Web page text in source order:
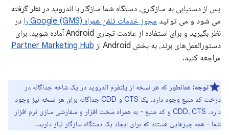
پس از دستیابی به سازگاری، دستگاه شما سازگار با اندروید در نظر گرفته
می شود و می توانید مجوز خدمات تلفن همراه Google (GMS) را
در
نظر بگیرید و برای استفاده از علامت تجاری Android آماده شوید. برای
دستورالعمل‌های برند، به بخش Android از
Partner Marketing Hub
مراجعه کنید.
توجه: همانطور که هر نسخه از پلتفرم اندروید در یک شاخه جداگانه در
درخت کد منبع وجود دارد، یک CTS و CDD جداگانه برای هر نسخه نیز وجود
دارد. CDD، CTS و کد منبع - به همراه سخت افزار و سفارشی سازی نرم افزار
شما - همه چیزهایی هستند که برای ایجاد یک دستگاه سازگار نیاز دارید.